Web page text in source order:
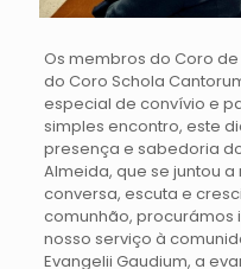
Os membros do Coro
do Coro Schola
especial de convívio e
simples encontro, este
presença e sabedoria
Almeida, que se juntou
conversa, escuta e
comunhão, procurámos
nosso serviço à
Evangelii Gaudium, a